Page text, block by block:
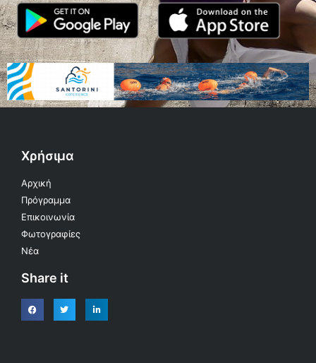
Χρήσιμα
Αρχική
Πρόγραμμα
Επικοινωνία
Φωτογραφίες
Νέα
Share it